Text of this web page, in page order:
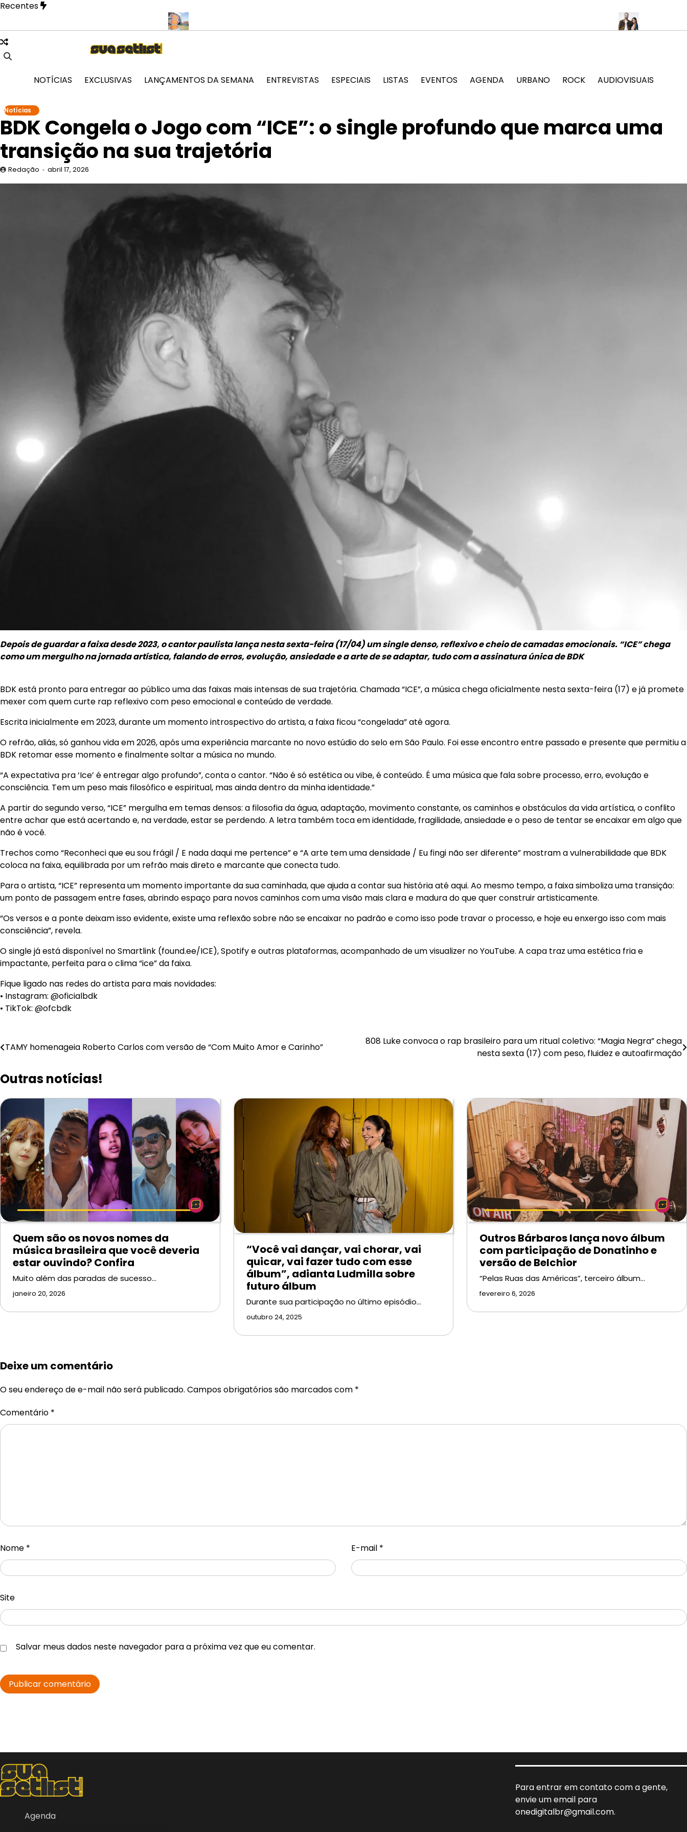
Skip
content
Recentes
revela fase mais íntima em novo EP Doce Maravilha 2026 transforma material de edições passadas em arte artesanal e celebra a cultura popular no Jockey Club
NOTÍCIAS EXCLUSIVAS LANÇAMENTOS DA SEMANA ENTREVISTAS ESPECIAIS LISTAS EVENTOS AGENDA URBANO ROCK AUDIOVISUAIS
Notícias
BDK Congela o Jogo com “ICE”: o single profundo que marca uma
transição na sua trajetória
Redação abril 17, 2026
Depois de guardar a faixa desde 2023, o cantor paulista lança nesta sexta-feira (17/04) um single denso, reflexivo e cheio de camadas emocionais. “ICE” chega
como um mergulho na jornada artística, falando de erros, evolução, ansiedade e a arte de se adaptar, tudo com a assinatura única de BDK
BDK está pronto para entregar ao público uma das faixas mais intensas de sua trajetória. Chamada “ICE”, a música chega oficialmente nesta sexta-feira (17) e já promete
mexer com quem curte rap reflexivo com peso emocional e conteúdo de verdade.
Escrita inicialmente em 2023, durante um momento introspectivo do artista, a faixa ficou “congelada” até agora.
O refrão, aliás, só ganhou vida em 2026, após uma experiência marcante no novo estúdio do selo em São Paulo. Foi esse encontro entre passado e presente que permitiu a
BDK retomar esse momento e finalmente soltar a música no mundo.
“A expectativa pra ‘Ice’ é entregar algo profundo”, conta o cantor. “Não é só estética ou vibe, é conteúdo. É uma música que fala sobre processo, erro, evolução e
consciência. Tem um peso mais filosófico e espiritual, mas ainda dentro da minha identidade.”
A partir do segundo verso, “ICE” mergulha em temas densos: a filosofia da água, adaptação, movimento constante, os caminhos e obstáculos da vida artística, o conflito
entre achar que está acertando e, na verdade, estar se perdendo. A letra também toca em identidade, fragilidade, ansiedade e o peso de tentar se encaixar em algo que
não é você.
Trechos como “Reconheci que eu sou frágil / E nada daqui me pertence” e “A arte tem uma densidade / Eu fingi não ser diferente” mostram a vulnerabilidade que BDK
coloca na faixa, equilibrada por um refrão mais direto e marcante que conecta tudo.
Para o artista, “ICE” representa um momento importante da sua caminhada, que ajuda a contar sua história até aqui. Ao mesmo tempo, a faixa simboliza uma transição:
um ponto de passagem entre fases, abrindo espaço para novos caminhos com uma visão mais clara e madura do que quer construir artisticamente.
“Os versos e a ponte deixam isso evidente, existe uma reflexão sobre não se encaixar no padrão e como isso pode travar o processo, e hoje eu enxergo isso com mais
consciência”, revela.
O single já está disponível no Smartlink (found.ee/ICE), Spotify e outras plataformas, acompanhado de um visualizer no YouTube. A capa traz uma estética fria e
impactante, perfeita para o clima “ice” da faixa.
Fique ligado nas redes do artista para mais novidades:
• Instagram: @oficialbdk
• TikTok: @ofcbdk
Navegação
Post
TAMY homenageia Roberto Carlos com versão de “Com Muito Amor e Carinho”
808 Luke convoca o rap brasileiro para um ritual coletivo: “Magia Negra” chega
nesta sexta (17) com peso, fluidez e autoafirmação
Outras notícias!
Quem são os novos nomes da
música brasileira que você deveria
estar ouvindo? Confira
Muito além das paradas de sucesso…
janeiro 20, 2026
“Você vai dançar, vai chorar, vai
quicar, vai fazer tudo com esse
álbum”, adianta Ludmilla sobre
futuro álbum
Durante sua participação no último episódio…
outubro 24, 2025
Outros Bárbaros lança novo álbum
com participação de Donatinho e
versão de Belchior
“Pelas Ruas das Américas”, terceiro álbum…
fevereiro 6, 2026
Deixe um comentário
O seu endereço de e-mail não será publicado. Campos obrigatórios são marcados com *
Comentário *
Nome * E-mail *
Site
Salvar meus dados neste navegador para a próxima vez que eu comentar.
Agenda
Para entrar em contato com a gente,
envie um email para
onedigitalbr@gmail.com.